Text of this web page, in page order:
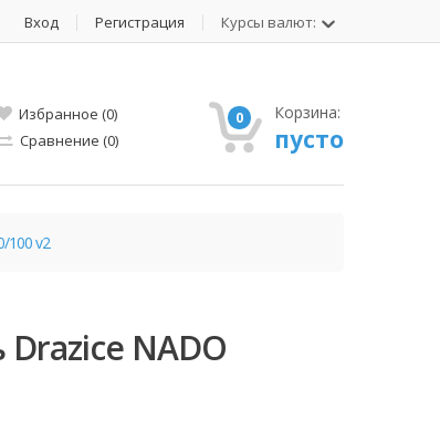
Вход Регистрация Курсы валют:
Избранное (0)
Сравнение (0)
0 Корзина:
пусто
100 v2
NADO